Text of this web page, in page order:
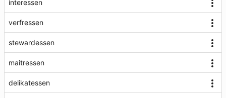
interessen
verfressen
stewardessen
maitressen
delikatessen